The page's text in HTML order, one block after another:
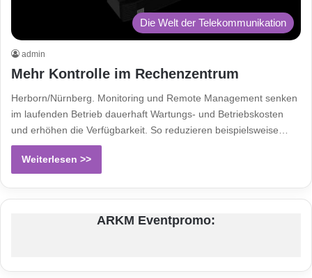
Die Welt der Telekommunikation
admin
Mehr Kontrolle im Rechenzentrum
Herborn/Nürnberg. Monitoring und Remote Management senken
im laufenden Betrieb dauerhaft Wartungs- und Betriebskosten
und erhöhen die Verfügbarkeit. So reduzieren beispielsweise…
Weiterlesen >>
ARKM Eventpromo: